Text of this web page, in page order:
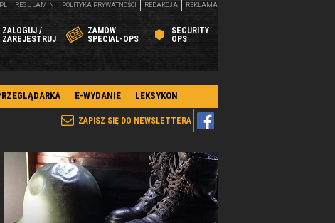
ZALOGUJ /
ZAREJESTRUJ
ZAMÓW
SPECIAL-OPS
SECURITY
OPS
REGULAMIN POLITYKA PRYWATNOŚCI REDAKCJA REKLAMA
E-WYDANIE LEKSYKON
ZAPISZ SIĘ DO NEWSLETTERA